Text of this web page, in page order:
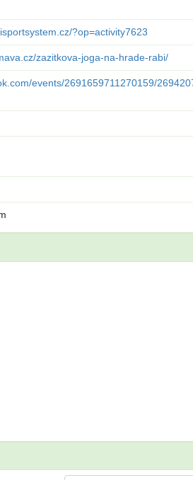
?op=activity7623
zazitkova-joga-na-hrade-rabi/
events/2691659711270159/